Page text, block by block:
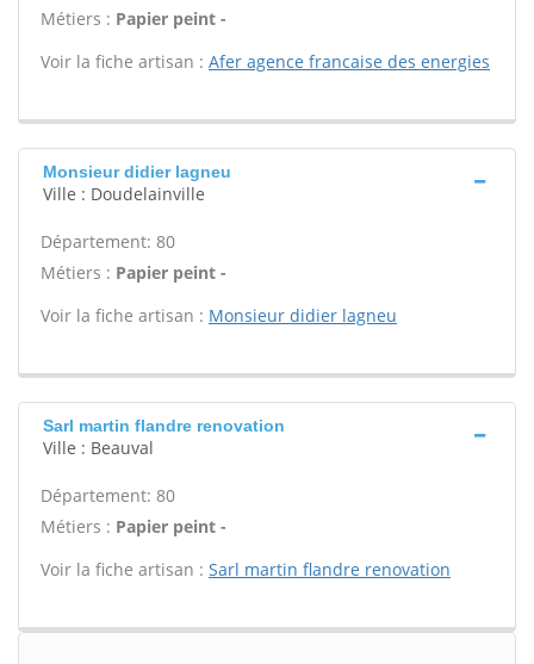
Métiers : Papier peint -
Voir la fiche artisan : Afer agence francaise des energies
Monsieur didier lagneu
Ville : Doudelainville
Département: 80
Métiers : Papier peint -
Voir la fiche artisan : Monsieur didier lagneu
Sarl martin flandre renovation
Ville : Beauval
Département: 80
Métiers : Papier peint -
Voir la fiche artisan : Sarl martin flandre renovation